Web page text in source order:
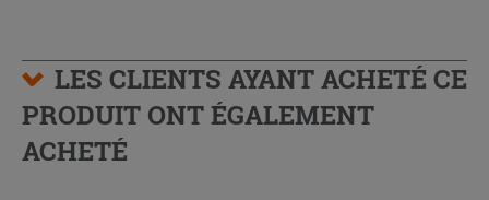
LES CLIENTS AYANT ACHETÉ CE
PRODUIT ONT ÉGALEMENT
ACHETÉ